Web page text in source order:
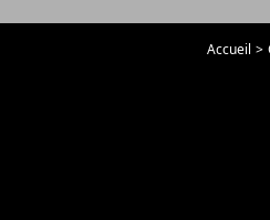
Accueil